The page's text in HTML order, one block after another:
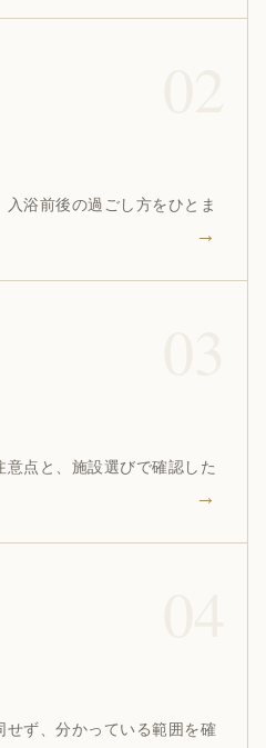
浴前後の過ごし方をひとま
→
点と、施設選びで確認した
→
せず、分かっている範囲を確